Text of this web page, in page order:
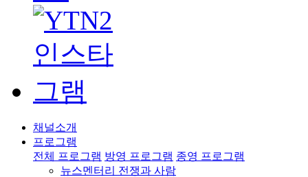
채널소개
프로그램
전체 프로그램 방영 프로그램 종영 프로그램
뉴스멘터리 전쟁과 사람